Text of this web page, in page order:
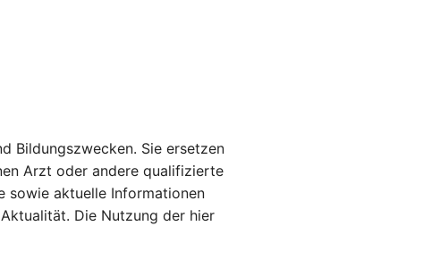
Bildungszwecken. Sie ersetzen
Arzt oder andere qualifizierte
sowie aktuelle Informationen
Die Nutzung der hier